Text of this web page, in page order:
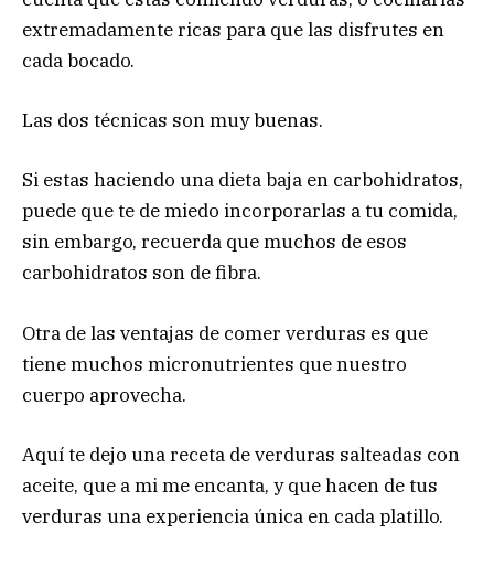
extremadamente ricas para que las disfrutes en
cada bocado.
Las dos técnicas son muy buenas.
Si estas haciendo una dieta baja en carbohidratos,
puede que te de miedo incorporarlas a tu comida,
sin embargo, recuerda que muchos de esos
carbohidratos son de fibra.
Otra de las ventajas de comer verduras es que
tiene muchos micronutrientes que nuestro
cuerpo aprovecha.
Aquí te dejo una receta de verduras salteadas con
aceite, que a mi me encanta, y que hacen de tus
verduras una experiencia única en cada platillo.